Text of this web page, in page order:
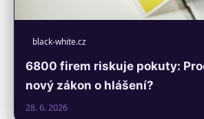
black-white.cz
6800 firem riskuje pokuty:
nový zákon o hlášení?
28. 6. 2026